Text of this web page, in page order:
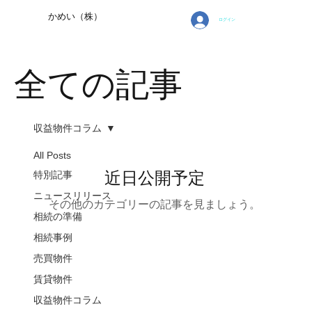
​かめい（株） ログイン
全ての記事
All Posts
特別記事
ニュースリリース
相続の準備
相続事例
売買物件
賃貸物件
収益物件コラム
収益物件コラム
近日公開予定
その他のカテゴリーの記事を見ましょう。